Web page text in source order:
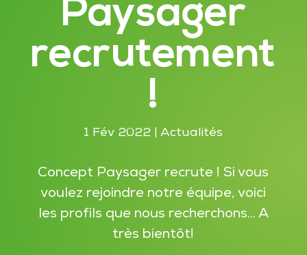
Paysager
recrutement
!
1 Fév 2022 |Actualités
Concept Paysager recrute ! Si vous
voulez rejoindre notre équipe, voici
les profils que nous recherchons... A
très bientôt!